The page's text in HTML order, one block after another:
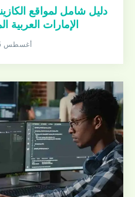
دليل شامل لمواقع
الإمارات العربية
أغسطس 5, 2026